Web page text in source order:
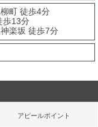
町 徒歩4分
歩13分
楽坂 徒歩7分
アピールポイント